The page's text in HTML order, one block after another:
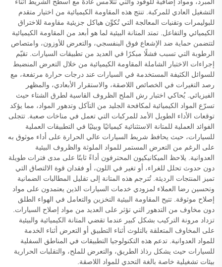
التشغيل العادي للمركبة. تنتج هذه المقاومة الكيميائية من اختيار متقدم
للبوليمرات وتقنيات المعالجة التي تُكوِّن هياكل جزيئية مقاومة للاختراق
الكيميائي والتفاعل. تمتد المتانة البيئية لما هو أبعد من المقاومة الكيميائية
لتتضمن حماية ضد الإشعاع فوق البنفسجي، والتعرض للأوزون، وامتصاص
الرطوبة التي تسبب فشلًا مبكرًا في العديد من تطبيقات السيارات. تقيّم
إجراءات الاختبار الشاملة المقاومة الكيميائية من خلال التعرض المنضبط
للسوائل الكثيفة المستخدمة في السيارات عند درجات حرارة مرتفعة، مع
رصد التغيرات في الخصائص اللاصقة، والاستقرار الأبعادي، والمظهر
الفيزيائي. يُحاكي اختبار رش الملح الظروف القاسية لطرق الشتاء حيث
تسرّع المواد الكيميائية لمكافحة الجليد من التآكل وتدهور المواد، مما يؤكد
توقعات الأداء الطويل الأمد للمركبات التي تعمل في مناخات صعبة. تتجلى
الفوائد العملية للمتانة الاستثنائية كيميائيًا وبيئيًا في التطبيقات العملية
للسيارات، حيث يحافظ شريط السيارات عالي الحرارة على أداء موثوق به
على الرغم من التعرض المستمر للمواد الملوثة والظروف البيئية
العدوانية. يلاحظ الميكانيكيون المحترفون أداءً ثابتًا على مدى فترات طويلة
دون حدوث تحلل للغراء، أو تغير في اللون، أو فقدان قوة الالتصاق التي
تميز المنتجات الرديئة. تُترجم هذه المتانة إلى تقليل المطالبات الضمانية
وتحسين رضا العملاء لمزودي خدمات السيارات الذين يعتمدون على مواد
إصلاح موثوقة. تتيح المقاومة البيئية التخزين والتعامل في الهواء الطلق
دون مخاوف من التدهور التي تؤثر على العديد من مواد إصلاح السيارات.
تزداد مرونة التركيب بشكل كبير عندما تقضي المتانة الكيميائية والبيئية
على المخاوف المتعلقة بالتلوث أثناء التطبيق أو التعرض أثناء الخدمة
للمواد العدوانية. تدعم هذه التكنولوجيا التطبيقات في المناطق السفلية
للسيارات حيث يشكل رذاذ الطريق، والتعرض للملح، والتقلبات الحرارية
بيئات تشغيلية خاصة بالغة التحدي للمواد اللاصقة.